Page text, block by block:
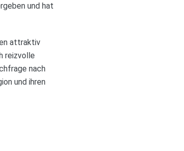
und hat
attraktiv
reizvolle
nach
und ihren